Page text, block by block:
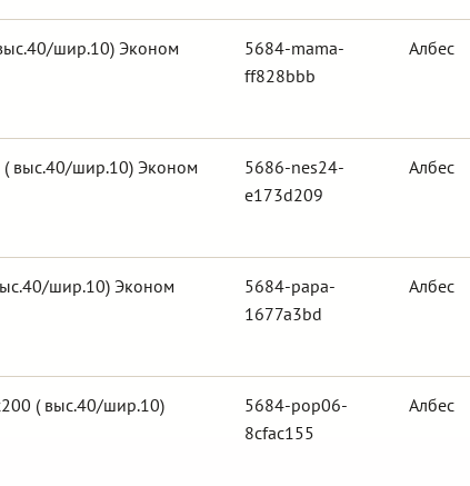
шир.10) Эконом
5684-mama-
ff828bbb
Албес
( выс.40/шир.10) Эконом
5686-nes24-
e173d209
Албес
шир.10) Эконом
5684-papa-
1677a3bd
Албес
( выс.40/шир.10)
5684-pop06-
8cfac155
Албес